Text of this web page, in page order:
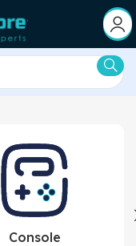
Console